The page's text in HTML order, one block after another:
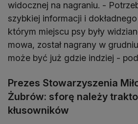
widocznej na nagraniu. -
szybkiej informacji i
którym miejscu psy były
mowa, został nagrany w
może być już gdzie indziej -
Prezes Stowarzyszenia
Żubrów: sforę należy
kłusowników